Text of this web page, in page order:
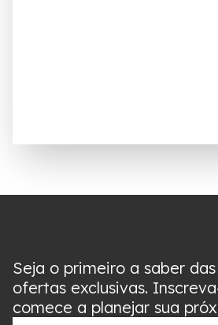
Seja o primeiro a saber
ofertas exclusivas.
comece a planejar sua